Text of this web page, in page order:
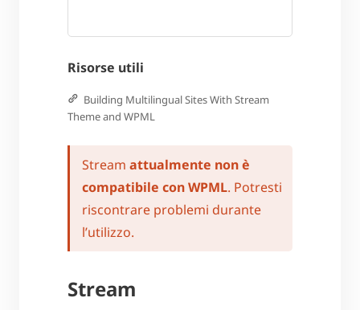
Risorse utili
Building Multilingual Sites With Stream
Theme and WPML
Stream attualmente non è
compatibile con WPML. Potresti
riscontrare problemi durante
l’utilizzo.
Stream